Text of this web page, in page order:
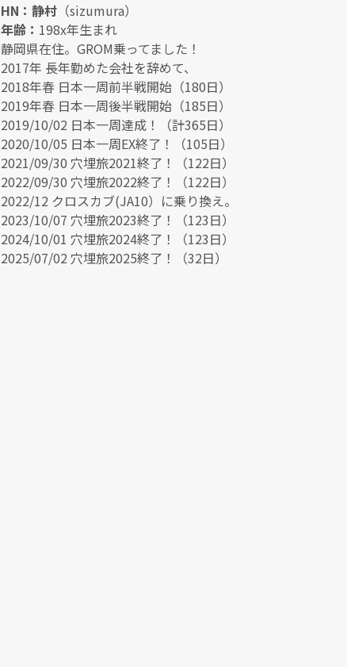
HN：静村 （sizumura）
年齢： 198x年生まれ
静岡県在住。GROM乗ってました！
2017年 長年勤めた会社を辞めて、
2018年春 日本一周前半戦開始（180日）
2019年春 日本一周後半戦開始（185日）
2019/10/02 日本一周達成！（計365日）
2020/10/05 日本一周EX終了！（105日）
2021/09/30 穴埋旅2021終了！（122日）
2022/09/30 穴埋旅2022終了！（122日）
2022/12 クロスカブ(JA10）に乗り換え。
2023/10/07 穴埋旅2023終了！（123日）
2024/10/01 穴埋旅2024終了！（123日）
2025/07/02 穴埋旅2025終了！（32日）